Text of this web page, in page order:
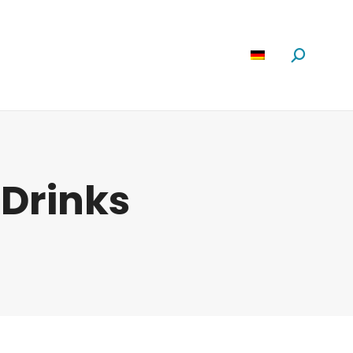
Suchen: